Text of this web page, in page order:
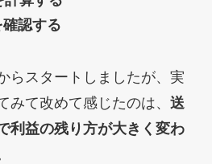
認する
らスタートしましたが、実
みて改めて感じたのは、 送
利益の残り方が大きく変わ